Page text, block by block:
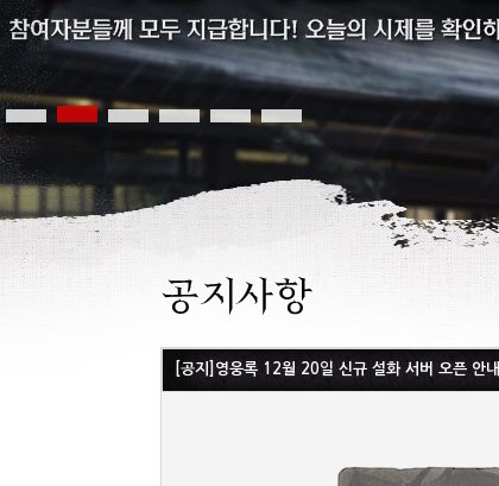
[공지]영웅록 12월 20일 신규 설화 서버 오픈 안내